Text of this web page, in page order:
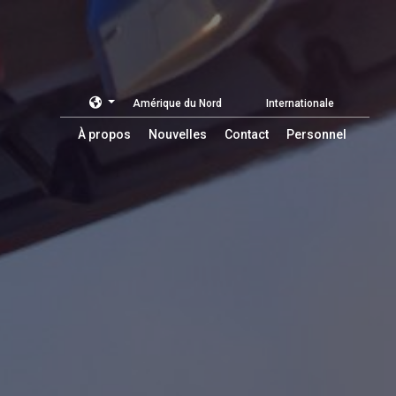
À propos Nouvelles Contact Personnel
Amérique du Nord Internationale